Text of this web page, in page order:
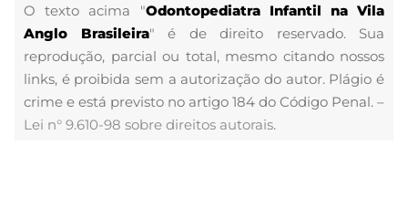
O texto acima "Odontopediatra Infantil na Vila
Anglo Brasileira" é de direito reservado. Sua
reprodução, parcial ou total, mesmo citando nossos
links, é proibida sem a autorização do autor. Plágio é
crime e está previsto no artigo 184 do Código Penal. –
Lei n° 9.610-98 sobre direitos autorais.